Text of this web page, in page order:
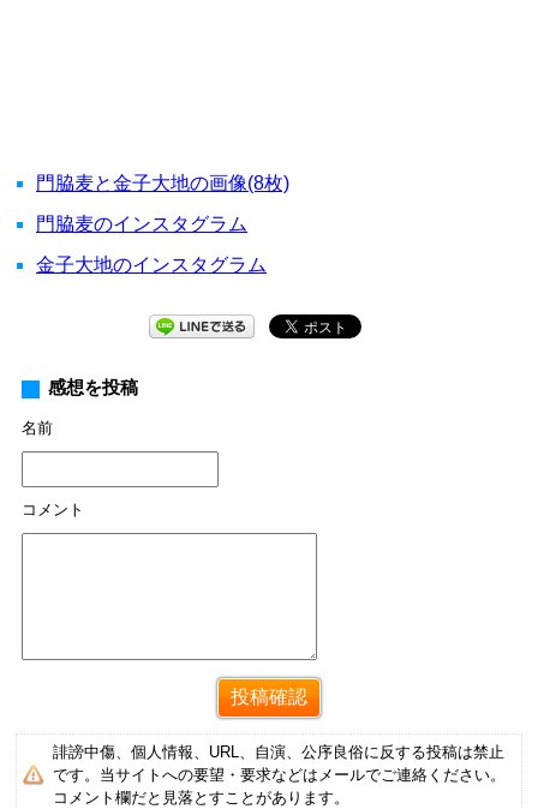
門脇麦と金子大地の画像(8枚)
門脇麦のインスタグラム
金子大地のインスタグラム
感想を投稿
名前
コメント
誹謗中傷、個人情報、URL、自演、公序良俗に反する投稿は禁止
です。当サイトへの要望・要求などはメールでご連絡ください。
コメント欄だと見落とすことがあります。